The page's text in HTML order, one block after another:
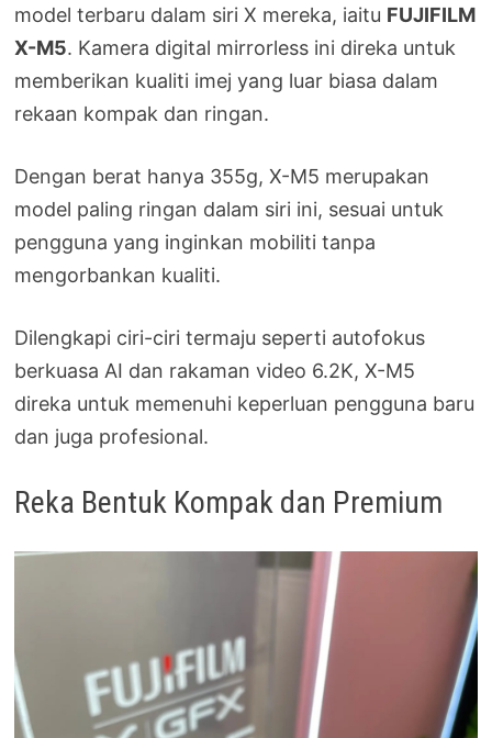
model terbaru dalam siri X mereka, iaitu FUJIFILM
X-M5. Kamera digital mirrorless ini direka untuk
memberikan kualiti imej yang luar biasa dalam
rekaan kompak dan ringan.
Dengan berat hanya 355g, X-M5 merupakan
model paling ringan dalam siri ini, sesuai untuk
pengguna yang inginkan mobiliti tanpa
mengorbankan kualiti.
Dilengkapi ciri-ciri termaju seperti autofokus
berkuasa AI dan rakaman video 6.2K, X-M5
direka untuk memenuhi keperluan pengguna baru
dan juga profesional.
Reka Bentuk Kompak dan Premium